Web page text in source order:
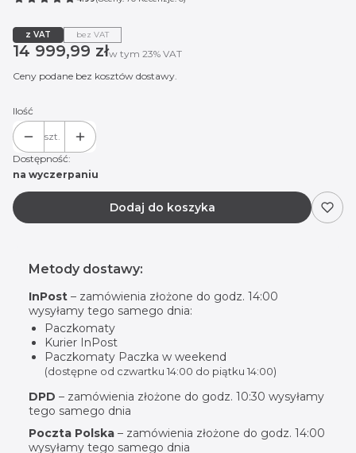
z VAT bez VAT
Cena
14 999,99 złw tym 23% VAT
w tym 23% VAT
Ceny podane bez kosztów dostawy.
Ilość
szt.
Dostępność:
na wyczerpaniu
Dodaj do koszyka
Metody dostawy:
InPost – zamówienia złożone do godz. 14:00
wysyłamy tego samego dnia:
Paczkomaty
Kurier InPost
Paczkomaty Paczka w weekend
(dostępne od czwartku 14:00 do piątku 14:00)
DPD – zamówienia złożone do godz. 10:30 wysyłamy
tego samego dnia
Poczta Polska – zamówienia złożone do godz. 14:00
wysyłamy tego samego dnia